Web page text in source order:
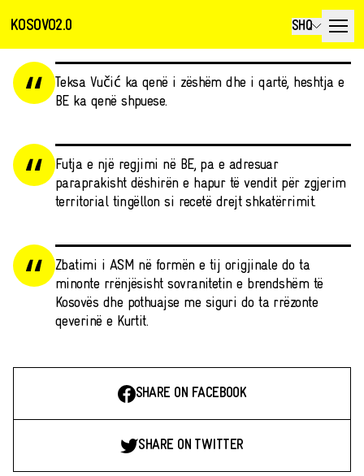
KOSOVO2.0 SHQ
Teksa Vučić ka qenë i zëshëm dhe i qartë, heshtja e
BE ka qenë shpuese.
Futja e një regjimi në BE, pa e adresuar
paraprakisht dëshirën e hapur të vendit për zgjerim
territorial tingëllon si recetë drejt shkatërrimit.
Zbatimi i ASM në formën e tij origjinale do ta
minonte rrënjësisht sovranitetin e brendshëm të
Kosovës dhe pothuajse me siguri do ta rrëzonte
qeverinë e Kurtit.
SHARE ON FACEBOOK
SHARE ON TWITTER